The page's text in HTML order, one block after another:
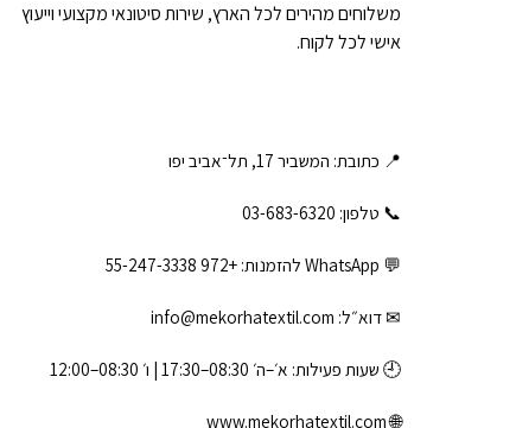
משלוחים מהירים לכל הארץ, שירות סיטונאי מקצועי וייעוץ
אישי לכל לקוח.
📍 כתובת: המשביר 17, תל־אביב יפו
📞 טלפון: ‎03-683-6320
💬 WhatsApp להזמנות: +972 55-247-3338
✉ דוא״ל: info@mekorhatextil.com
🕘 שעות פעילות: א׳–ה׳ 08:30–17:30 | ו׳ 08:30–12:00
🌐
www.mekorhatextil.com